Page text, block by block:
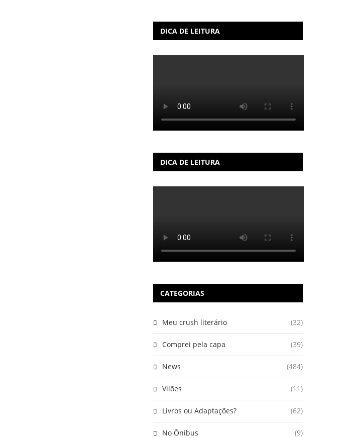
DICA DE LEITURA
DICA DE LEITURA
CATEGORIAS
Meu crush literário (32)
Comprei pela capa (39)
News (484)
Vilões (11)
Livros ou Adaptações? (62)
No Ônibus (9)